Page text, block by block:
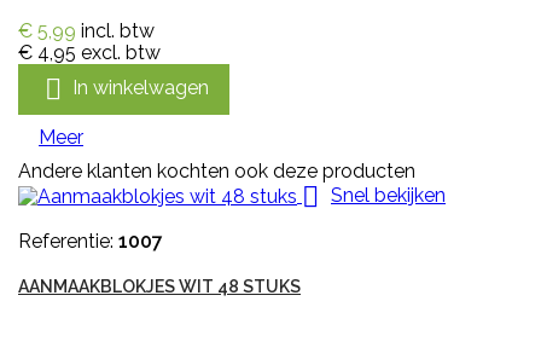
€ 5,99 incl. btw
€ 4,95 excl. btw
 In winkelwagen
Meer
Andere klanten kochten ook deze producten
 Snel bekijken
Referentie: 1007
AANMAAKBLOKJES WIT 48 STUKS